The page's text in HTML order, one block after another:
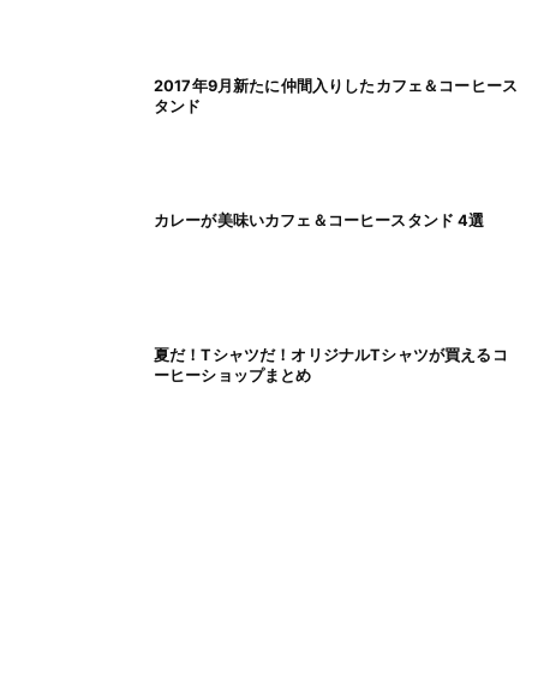
2017年9月新たに仲間入りしたカフェ＆コーヒース
タンド
カレーが美味いカフェ＆コーヒースタンド 4選
夏だ！Tシャツだ！オリジナルTシャツが買えるコ
ーヒーショップまとめ